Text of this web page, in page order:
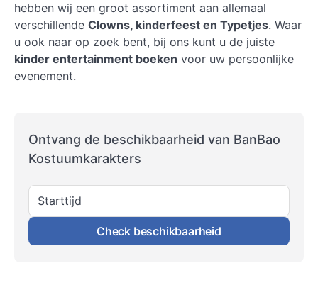
hebben wij een groot assortiment aan allemaal
verschillende Clowns, kinderfeest en Typetjes. Waar
u ook naar op zoek bent, bij ons kunt u de juiste
kinder entertainment boeken voor uw persoonlijke
evenement.
Ontvang de beschikbaarheid van BanBao
Kostuumkarakters
Starttijd
Check beschikbaarheid